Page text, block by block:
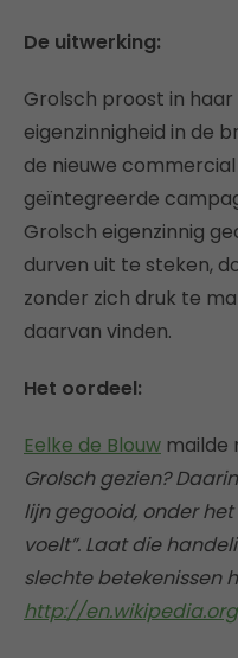
De uitwerking:
Grolsch proost in
eigenzinnigheid in de
de nieuwe
geïntegreerde
Grolsch eigenzinnig
durven uit te steken,
zonder zich druk te
daarvan vinden.
Het oordeel:
Eelke de Blouw mailde
Grolsch gezien?
lijn gegooid, onder
voelt”. Laat die
slechte betekenissen
http://